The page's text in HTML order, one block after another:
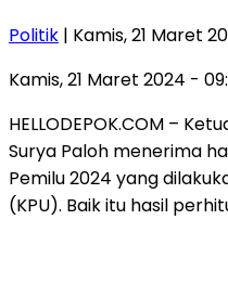
Politik | Kamis, 21 Maret
Kamis, 21 Maret 2024 -
HELLODEPOK.COM –
Surya Paloh menerima
Pemilu 2024 yang
(KPU). Baik itu hasil